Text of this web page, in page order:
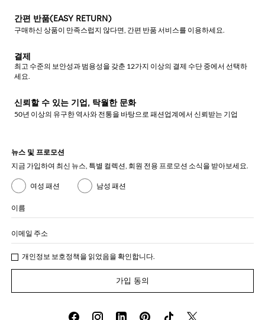
간편 반품(EASY RETURN)
구매하신 상품이 만족스럽지 않다면, 간편 반품 서비스를 이용하세요.
결제
최고 수준의 보안성과 범용성을 갖춘 12가지 이상의 결제 수단 중에서 선택하
세요.
신뢰할 수 있는 기업, 탁월한 문화
50년 이상의 유구한 역사와 전통을 바탕으로 패션업계에서 신뢰받는 기업
뉴스 및 프로모션
지금 가입하여 최신 뉴스, 특별 컬렉션, 회원 전용 프로모션 소식을 받아보세요.
여성 패션 남성 패션
이름
이메일 주소
개인정보 보호정책을 읽었음을 확인합니다.
가입 동의